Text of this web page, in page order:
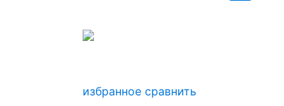
избранное сравнить